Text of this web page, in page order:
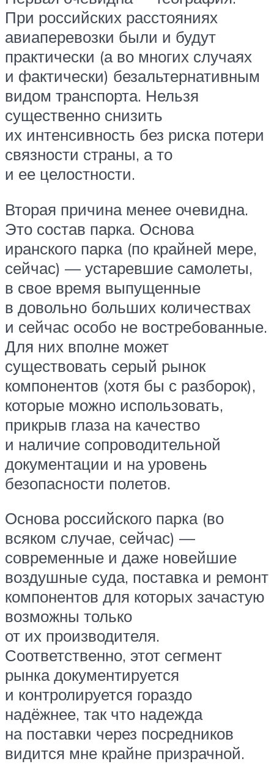
При российских расстояниях
авиаперевозки были и будут
практически (а во многих случаях
и фактически) безальтернативным
видом транспорта. Нельзя
существенно снизить
их интенсивность без риска потери
связности страны, а то
и ее целостности.
Вторая причина менее очевидна.
Это состав парка. Основа
иранского парка (по крайней мере,
сейчас) — устаревшие самолеты,
в свое время выпущенные
в довольно больших количествах
и сейчас особо не востребованные.
Для них вполне может
существовать серый рынок
компонентов (хотя бы с разборок),
которые можно использовать,
прикрыв глаза на качество
и наличие сопроводительной
документации и на уровень
безопасности полетов.
Основа российского парка (во
всяком случае, сейчас) —
современные и даже новейшие
воздушные суда, поставка и ремонт
компонентов для которых зачастую
возможны только
от их производителя.
Соответственно, этот сегмент
рынка документируется
и контролируется гораздо
надёжнее, так что надежда
на поставки через посредников
видится мне крайне призрачной.